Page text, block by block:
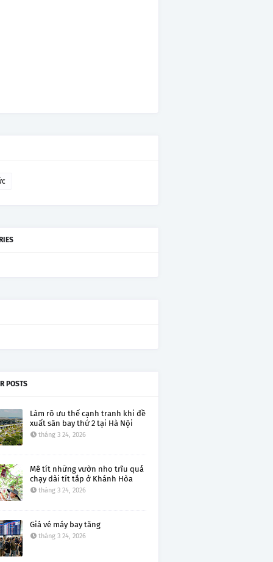
POSTS
Làm rõ ưu thế cạnh tranh khi đề
xuất sân bay thứ 2 tại Hà Nội
tháng 3 24, 2026
Mê tít những vườn nho trĩu quả
chạy dài tít tắp ở Khánh Hòa
tháng 3 24, 2026
Giá vé máy bay tăng
tháng 3 24, 2026